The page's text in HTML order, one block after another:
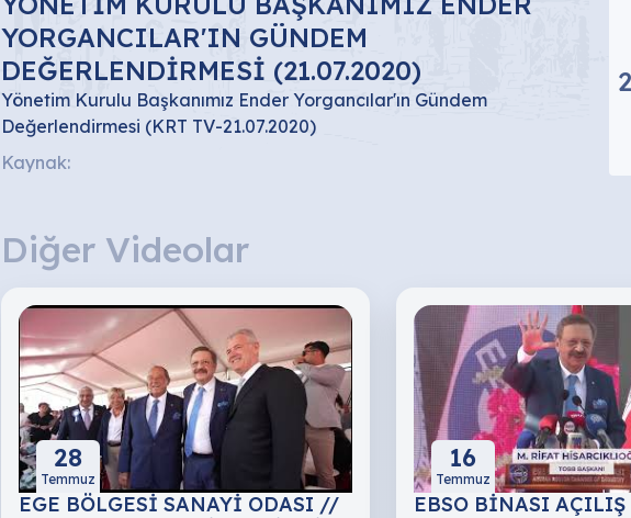
YORGANCILAR'IN GÜNDEM
DEĞERLENDİRMESİ (21.07.2020)
Yönetim Kurulu Başkanımız Ender Yorgancılar'ın Gündem
Değerlendirmesi (KRT TV-21.07.2020)
Kaynak:
Diğer Videolar
28
Temmuz
EGE BÖLGESİ SANAYİ ODASI //
16
Temmuz
EBSO BİNASI AÇILIŞ